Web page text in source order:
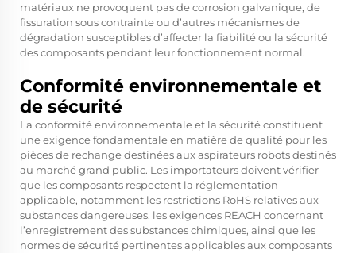
matériaux ne provoquent pas de corrosion galvanique, de
fissuration sous contrainte ou d’autres mécanismes de
dégradation susceptibles d’affecter la fiabilité ou la sécurité
des composants pendant leur fonctionnement normal.
Conformité environnementale et
de sécurité
La conformité environnementale et la sécurité constituent
une exigence fondamentale en matière de qualité pour les
pièces de rechange destinées aux aspirateurs robots destinés
au marché grand public. Les importateurs doivent vérifier
que les composants respectent la réglementation
applicable, notamment les restrictions RoHS relatives aux
substances dangereuses, les exigences REACH concernant
l’enregistrement des substances chimiques, ainsi que les
normes de sécurité pertinentes applicables aux composants